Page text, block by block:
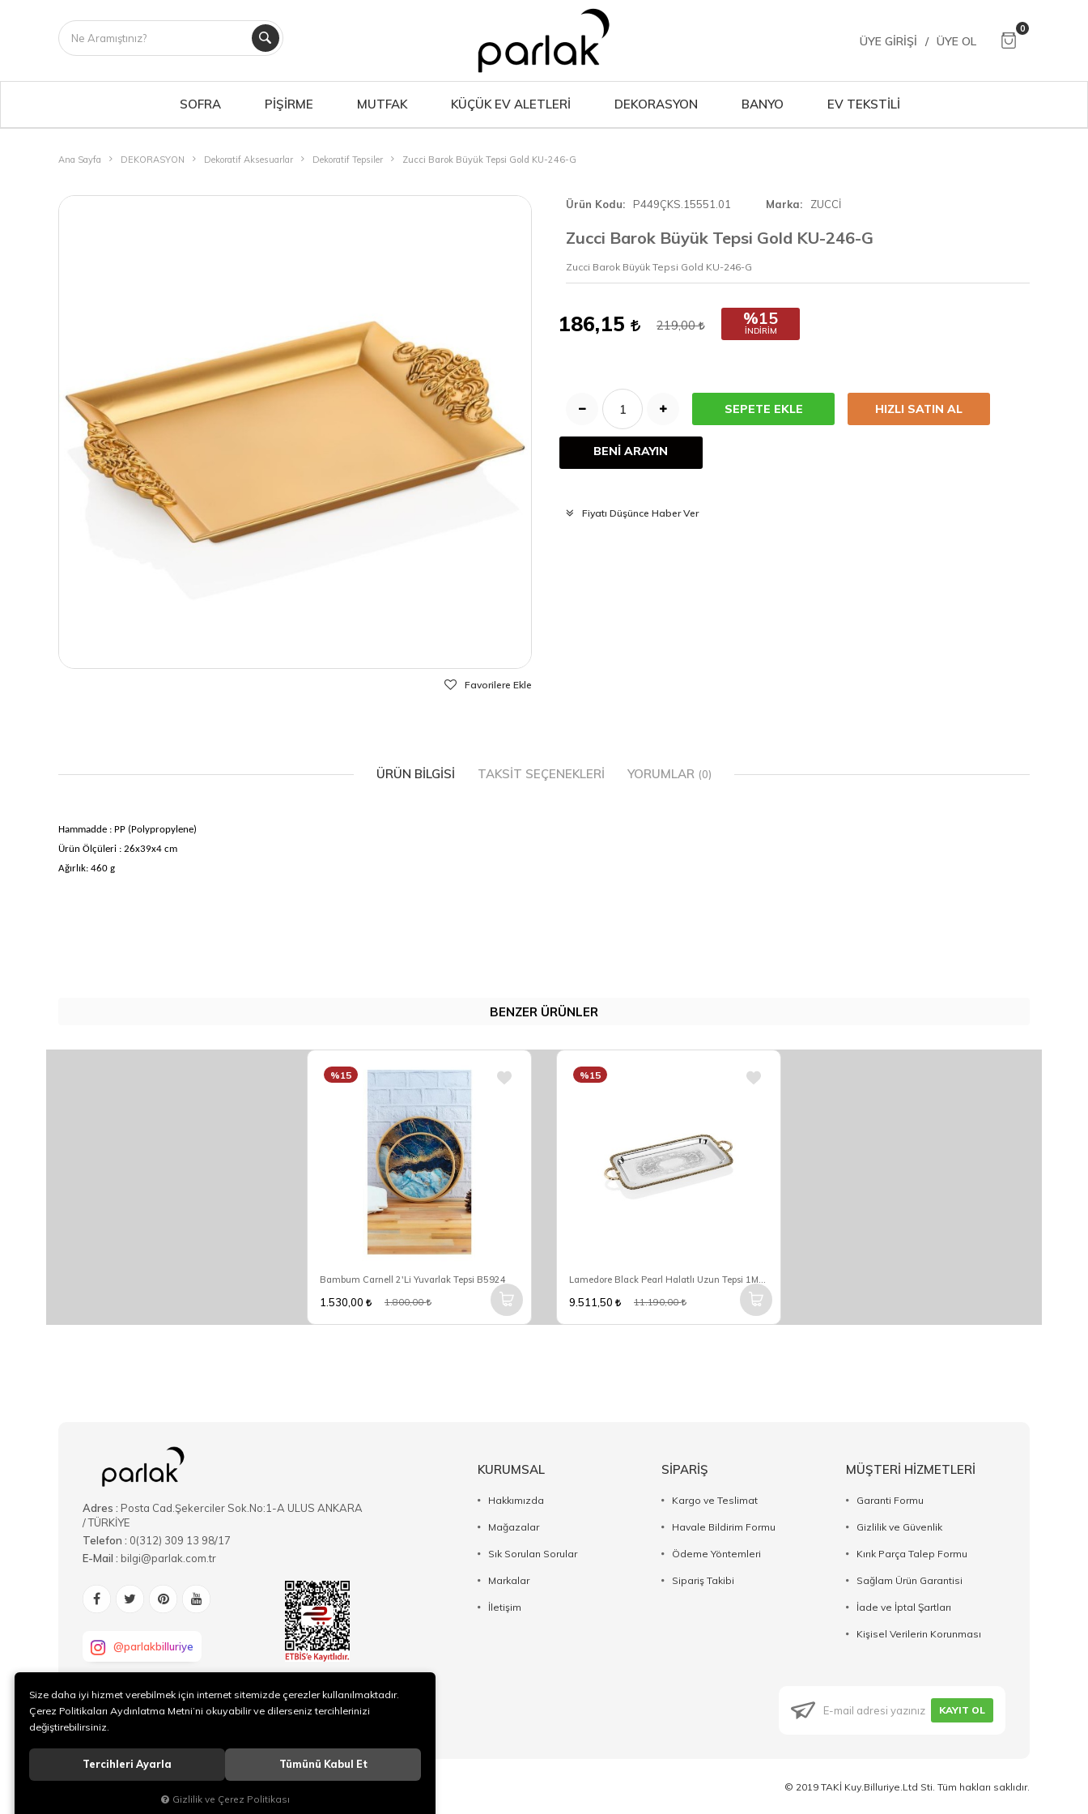
ÜYE GIRIŞI / ÜYE OL
0
SOFRA PİŞİRME MUTFAK KÜÇÜK EV ALETLERİ DEKORASYON BANYO EV TEKSTİLİ
Ana Sayfa DEKORASYON Dekoratif Aksesuarlar Dekoratif Tepsiler Zucci Barok Büyük Tepsi Gold KU-246-G
Favorilere Ekle
Ürün Kodu P449ÇKS.15551.01 Marka ZUCCİ
Zucci Barok Büyük Tepsi Gold KU-246-G
Zucci Barok Büyük Tepsi Gold KU-246-G
186,15 219,00 %15
İNDIRIM
SEPETE EKLE HIZLI SATIN AL
BENİ ARAYIN
Fiyatı Düşünce Haber Ver
ÜRÜN BILGISI TAKSIT SEÇENEKLERI YORUMLAR (0)
Hammadde : PP (Polypropylene)
Ürün Ölçüleri : 26x39x4 cm
Ağırlık: 460 g
BENZER ÜRÜNLER
Bambum Carnell 2'Li Yuvarlak Tepsi B5924
%15
1.530,00 1.800,00
Lamedore Black Pearl Halatlı Uzun Tepsi 1MG-15645R
%15
9.511,50 11.190,00
Adres : Posta Cad.Şekerciler Sok.No:1-A ULUS ANKARA
/ TÜRKİYE
Telefon : 0(312) 309 13 98/17
E-Mail : bilgi@parlak.com.tr
@parlakbilluriye
KURUMSAL
Hakkımızda
Mağazalar
Sık Sorulan Sorular
Markalar
İletişim
SİPARİŞ
Kargo ve Teslimat
Havale Bildirim Formu
Ödeme Yöntemleri
Sipariş Takibi
MÜŞTERİ HİZMETLERİ
Garanti Formu
Gizlilik ve Güvenlik
Kırık Parça Talep Formu
Sağlam Ürün Garantisi
İade ve İptal Şartları
Kişisel Verilerin Korunması
KAYIT OL
© 2019 TAKİ Kuy.Billuriye.Ltd Sti. Tüm hakları saklıdır.
Size daha iyi hizmet verebilmek için internet sitemizde çerezler kullanılmaktadır.
Çerez Politikaları Aydınlatma Metni’ni okuyabilir ve dilerseniz tercihlerinizi
değiştirebilirsiniz.
Tercihleri Ayarla Tümünü Kabul Et
Gizlilik ve Çerez Politikası